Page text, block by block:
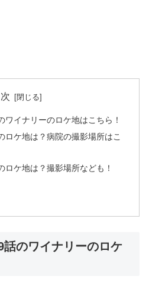
ワイナリーのロケ地はこちら！
ロケ地は？病院の撮影場所はこ
ロケ地は？撮影場所なども！
のワイナリーのロケ